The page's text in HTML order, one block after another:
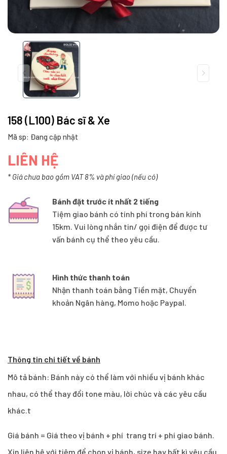
158 (L100) Bác sĩ & Xe
Mã sp: Đang cập nhật
LIÊN HỆ
* Giá chưa bao gồm VAT 8% và phí giao (nếu có)
Bánh đặt trước ít nhất 2 tiếng
Tiệm giao bánh có tính phí trong bán kính
15km. Vui lòng nhắn tin/ gọi điện để được tư
vấn bánh cụ thể theo yêu cầu.
Hình thức thanh toán
Nhận thanh toán bằng Tiền mặt, Chuyển
khoản Ngân hàng, Momo hoặc Paypal.
Thông tin chi tiết về bánh
Mô tả bánh: Bánh này có thể làm với nhiều vị bánh khác
nhau, có thể thay đổi tone màu, lời chúc và các yêu cầu
khác.t
Giá bánh = Giá theo vị bánh + phí trang trí + phí giao bánh.
Xin liên hệ với tiệm để chọn vị bánh, size hay bất kì yêu cầu